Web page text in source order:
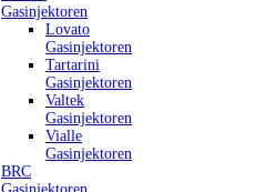
Gasinjektoren
Lovato
Gasinjektoren
Tartarini
Gasinjektoren
Valtek
Gasinjektoren
Vialle
Gasinjektoren
BRC